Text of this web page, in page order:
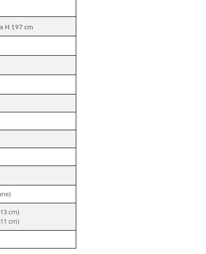
H 197 cm
cm)
cm)